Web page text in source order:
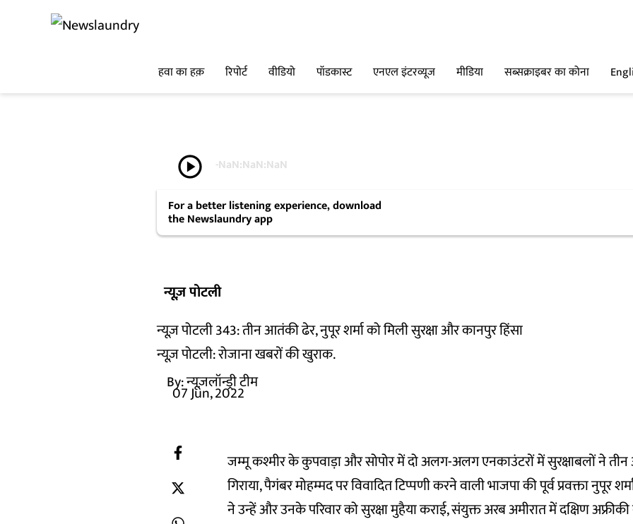
हवा का हक़ रिपोर्ट वीडियो पॉडकास्ट एनएल इंटरव्यूज मीडिया सब्सक्राइबर का कोना
play_circle -NaN:NaN:NaN
For a better listening experience, download
the Newslaundry app
न्यूज़ पोटली
न्यूज़ पोटली 343: तीन आतंकी ढेर, नुपूर शर्मा को मिली सुरक्षा और कानपुर हिंसा
न्यूज़ पोटली: रोजाना खबरों की खुराक.
By:न्यूज़लॉन्ड्री टीम
07 Jun, 2022
जम्मू कश्मीर के कुपवाड़ा और सोपोर में दो अलग-अलग एनकाउंटरों में सुरक्षाबलों ने
गिराया, पैगंबर मोहम्मद पर विवादित टिप्पणी करने वाली भाजपा की पूर्व प्रवक्ता नुपूर
ने उन्हें और उनके परिवार को सुरक्षा मुहैया कराई, संयुक्त अरब अमीरात में दक्षिण अफ्रीकी